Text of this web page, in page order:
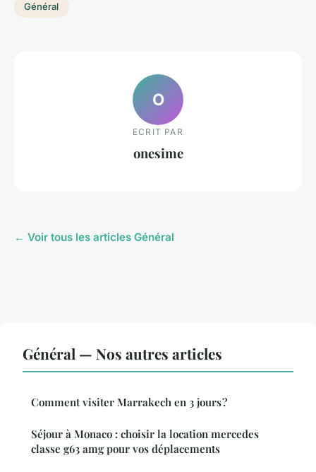
Général
O
ECRIT PAR
onesime
← Voir tous les articles Général
Général — Nos autres articles
Comment visiter Marrakech en 3 jours ?
Séjour à Monaco : choisir la location mercedes
classe g63 amg pour vos déplacements